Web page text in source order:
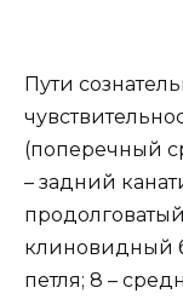
Пути
(поперечный
– задний
клиновидный
петля; 8 –